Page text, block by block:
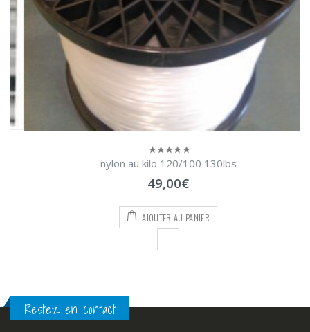
0
nylon au kilo 120/100 130lbs
49,00€
AJOUTER AU PANIER
Restez en contact